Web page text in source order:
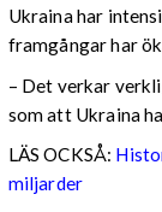
Ukraina har
framgångar har
– Det verkar
som att Ukraina
LÄS OCKSÅ:
miljarder